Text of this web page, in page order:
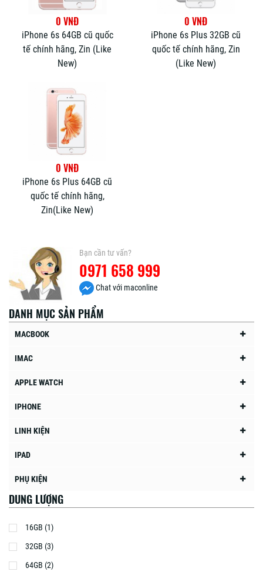
Bạn cần tư vấn?
0971 658 999
Chat với maconline
DANH MỤC SẢN PHẨM
MACBOOK
IMAC
APPLE WATCH
IPHONE
LINH KIỆN
IPAD
PHỤ KIỆN
DUNG LƯỢNG
16GB (1)
32GB (3)
64GB (2)
0 VNĐ
iPhone 6s 64GB cũ quốc
tế chính hãng, Zin (Like
New)
0 VNĐ
iPhone 6s Plus 32GB cũ
quốc tế chính hãng, Zin
(Like New)
0 VNĐ
iPhone 6s Plus 64GB cũ
quốc tế chính hãng,
Zin(Like New)